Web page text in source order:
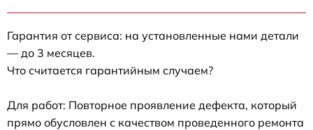
Гарантия от сервиса: на установленные нами детали
— до 3 месяцев.
Что считается гарантийным случаем?
Для работ: Повторное проявление дефекта, который
прямо обусловлен с качеством проведенного ремонта